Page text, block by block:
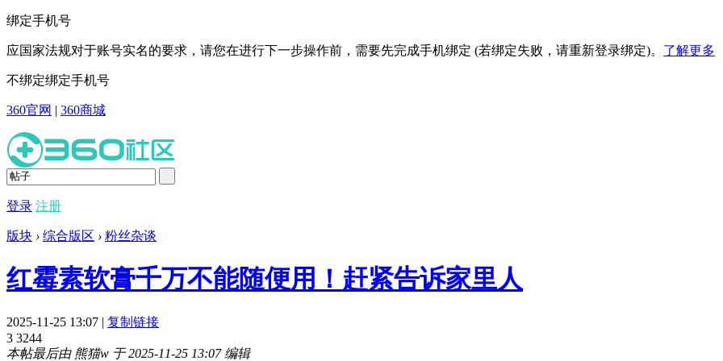
绑定手机号
应国家法规对于账号实名的要求，请您在进行下一步操作前，需要先完成手机绑定 (若绑定失败，请重新登录绑定)。 了解更多
不绑定绑定手机号
360官网 | 360商城
登录 注册
版块 › 综合版区 › 粉丝杂谈
红霉素软膏千万不能随便用！赶紧告诉家里人
2025-11-25 13:07 | 复制链接
3 3244
本帖最后由 熊猫w 于 2025-11-25 13:07 编辑